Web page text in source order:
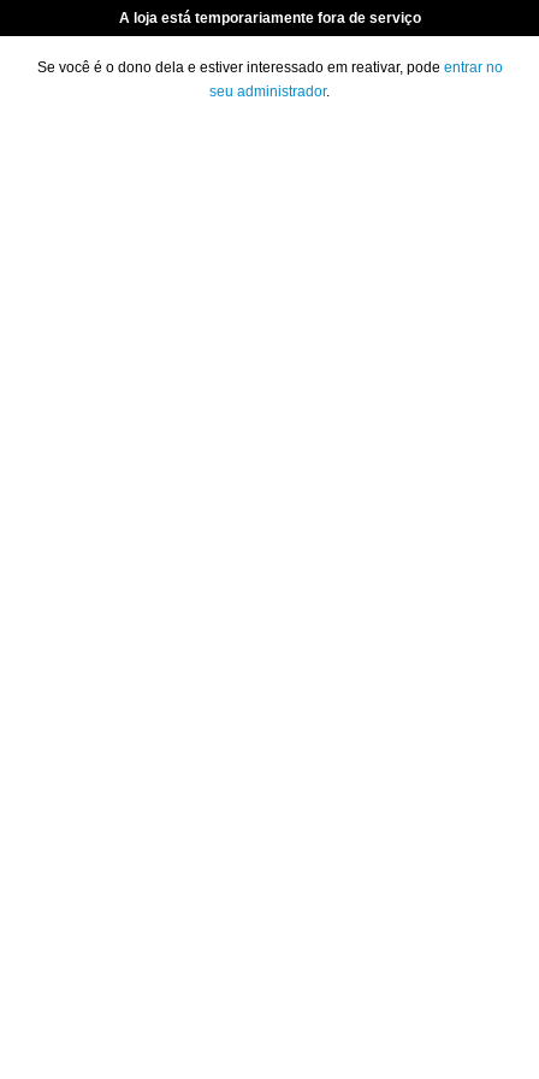
A loja está temporariamente fora de serviço
Se você é o dono dela e estiver interessado em reativar, pode entrar no
seu administrador.